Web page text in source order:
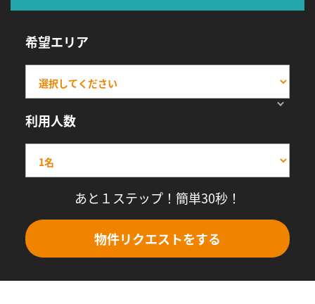
希望エリア
利用人数
あと１ステップ！簡単30秒！
物件リクエストをする